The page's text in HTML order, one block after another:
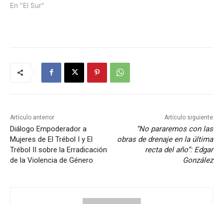
En "El Sur"
Artículo anterior
Diálogo Empoderador a
Mujeres de El Trébol I y El
Trébol II sobre la Erradicación
de la Violencia de Género
Artículo siguiente
“No pararemos con las
obras de drenaje en la última
recta del año”: Edgar
González